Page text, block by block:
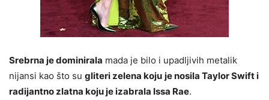
Srebrna je dominirala mada je bilo i upadljivih metalik
nijansi kao što su gliteri zelena koju je nosila Taylor Swift i
radijantno zlatna koju je izabrala Issa Rae.